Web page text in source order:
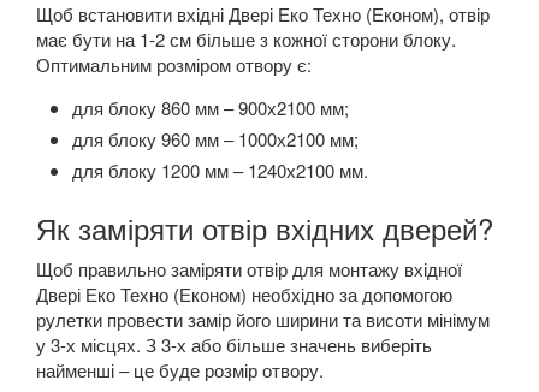
Щоб встановити вхідні Двері Еко Техно (Економ), отвір
має бути на 1-2 см більше з кожної сторони блоку.
Оптимальним розміром отвору є:
для блоку 860 мм – 900х2100 мм;
для блоку 960 мм – 1000х2100 мм;
для блоку 1200 мм – 1240х2100 мм.
Як заміряти отвір вхідних дверей?
Щоб правильно заміряти отвір для монтажу вхідної
Двері Еко Техно (Економ) необхідно за допомогою
рулетки провести замір його ширини та висоти мінімум
у 3-х місцях. З 3-х або більше значень виберіть
найменші – це буде розмір отвору.